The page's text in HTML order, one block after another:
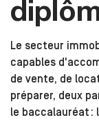
Le secteur
capables
de vente, de
préparer, deux
le baccalauréat :